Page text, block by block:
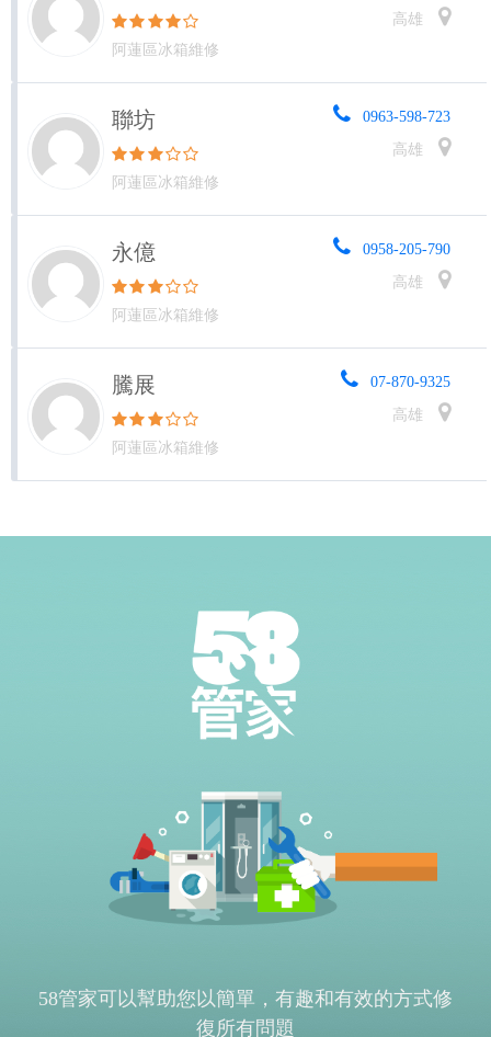
阿蓮區冰箱維修
高雄
聯坊
阿蓮區冰箱維修
0963-598-723
高雄
永億
阿蓮區冰箱維修
0958-205-790
高雄
騰展
阿蓮區冰箱維修
07-870-9325
高雄
58管家可以幫助您以簡單，有趣和有效的方式修
復所有問題